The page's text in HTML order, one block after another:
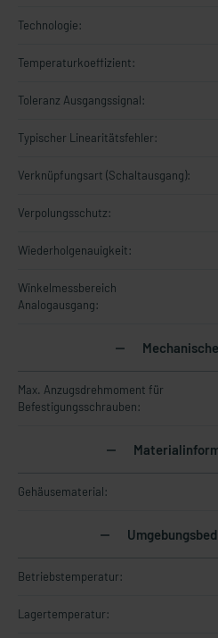
Technologie:
Temperaturkoeffizient:
Toleranz Ausgangssignal:
Typischer Linearitätsfehler:
Verknüpfungsart (Schaltausgang):
Verpolungsschutz:
Wiederholgenauigkeit:
Winkelmessbereich
Analogausgang:
Max. Anzugsdrehmoment für
Befestigungsschrauben:
Gehäusematerial:
Betriebstemperatur:
Lagertemperatur: